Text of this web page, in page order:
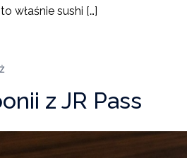
właśnie sushi […]
z JR Pass